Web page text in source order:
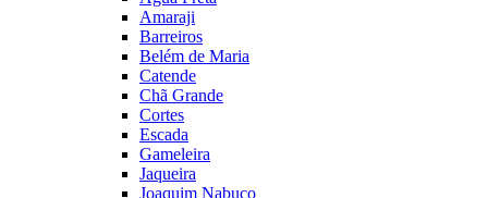
Amaraji
Barreiros
Belém de Maria
Catende
Chã Grande
Cortes
Escada
Gameleira
Jaqueira
Joaquim Nabuco